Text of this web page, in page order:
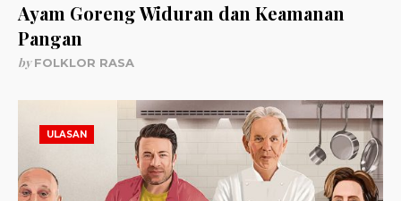
Ayam Goreng Widuran dan Keamanan
Pangan
byFOLKLOR RASA
ULASAN